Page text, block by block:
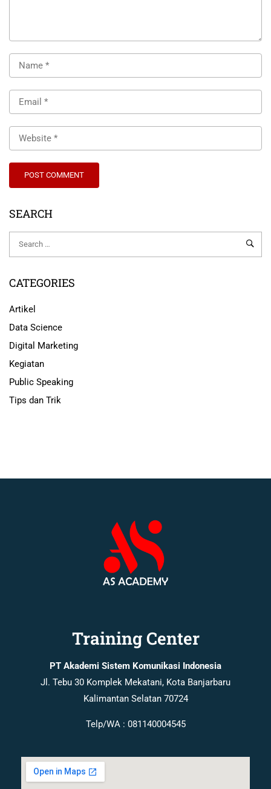
SEARCH
CATEGORIES
Artikel
Data Science
Digital Marketing
Kegiatan
Public Speaking
Tips dan Trik
Training Center
PT Akademi Sistem Komunikasi Indonesia
Jl. Tebu 30 Komplek Mekatani, Kota Banjarbaru
Kalimantan Selatan 70724
Telp/WA : 081140004545